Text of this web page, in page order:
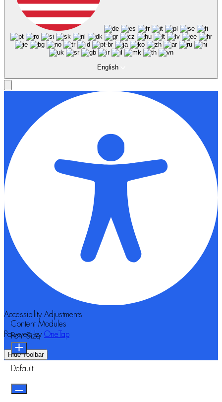
English
Accessibility Adjustments
Powered by OneTap
Hide Toolbar
Content Modules
Font Size
Default